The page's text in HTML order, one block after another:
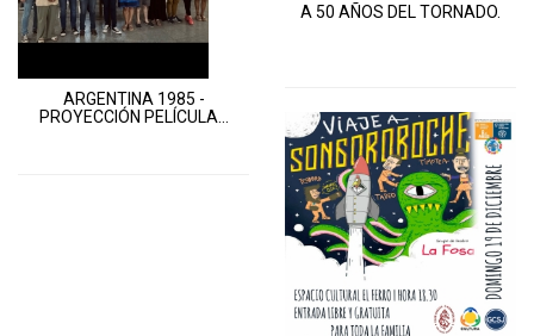
ARGENTINA 1985 -
PROYECCIÓN PELÍCULA...
A 50 AÑOS DEL TORNADO.